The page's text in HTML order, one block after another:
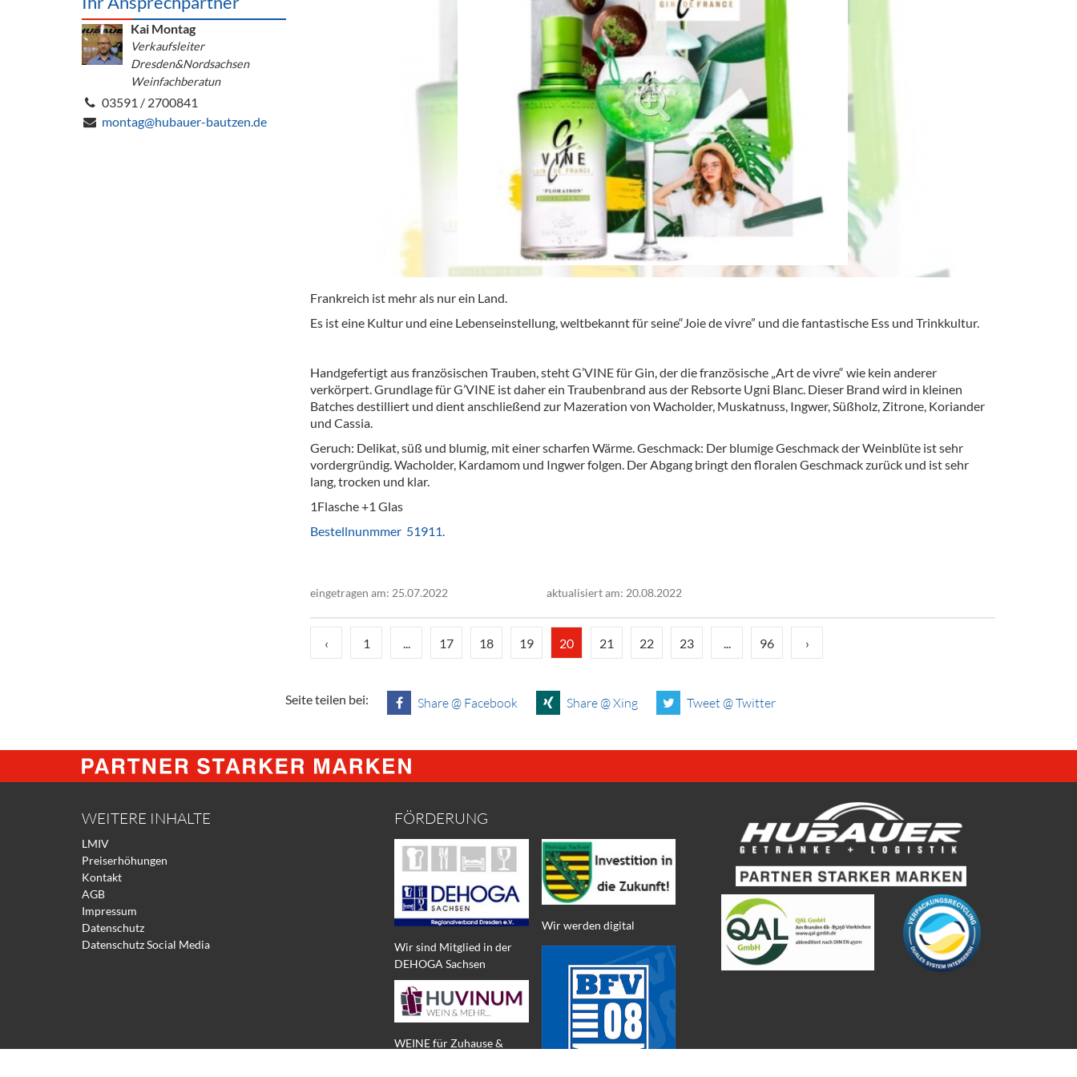
Ausschankwagen
Gläser
Kühlanhänger
Frankreich ist mehr als nur ein Land.
Es ist eine Kultur und eine Lebenseinstellung, weltbekannt für seine“Joie de vivre” und die fantastische Ess und Trinkkultur.
Handgefertigt aus französischen Trauben, steht G’VINE für Gin, der die französische „Art de vivre“ wie kein anderer
verkörpert. Grundlage für G’VINE ist daher ein Traubenbrand aus der Rebsorte Ugni Blanc. Dieser Brand wird in kleinen
Batches destilliert und dient anschließend zur Mazeration von Wacholder, Muskatnuss, Ingwer, Süßholz, Zitrone, Koriander
und Cassia.
Geruch: Delikat, süß und blumig, mit einer scharfen Wärme. Geschmack: Der blumige Geschmack der Weinblüte ist sehr
vordergründig. Wacholder, Kardamom und Ingwer folgen. Der Abgang bringt den floralen Geschmack zurück und ist sehr
lang, trocken und klar.
1Flasche +1 Glas
Bestellnunmmer 51911.
eingetragen am: 25.07.2022 aktualisiert am: 20.08.2022
‹ 1 ... 17 18 19 20 21 22 23 ... 96 ›
Kai Montag
Verkaufsleiter
Dresden&Nordsachsen
Weinfachberatun
03591 / 2700841
montag@hubauer-bautzen.de
Seite teilen bei: Share @ Facebook Share @ Xing Tweet @ Twitter
WEITERE INHALTE
LMIV
Preiserhöhungen
Kontakt
AGB
Impressum
Datenschutz
Datenschutz Social Media
FÖRDERUNG
Wir sind Mitglied in der
DEHOGA Sachsen
WEINE für Zuhause &
Wir werden digital